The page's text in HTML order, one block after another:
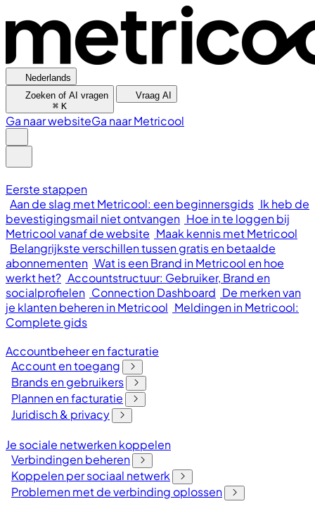
Nederlands
Zoeken of AI vragen
⌘ K
Vraag AI
Ga naar websiteGa naar Metricool
Eerste stappen
Aan de slag met Metricool: een beginnersgids Ik heb de
bevestigingsmail niet ontvangen Hoe in te loggen bij
Metricool vanaf de website Maak kennis met Metricool
Belangrijkste verschillen tussen gratis en betaalde
abonnementen Wat is een Brand in Metricool en hoe
werkt het? Accountstructuur: Gebruiker, Brand en
socialprofielen Connection Dashboard De merken van
je klanten beheren in Metricool Meldingen in Metricool:
Complete gids
Accountbeheer en facturatie
Account en toegang
Brands en gebruikers
Plannen en facturatie
Juridisch & privacy
Je sociale netwerken koppelen
Verbindingen beheren
Koppelen per sociaal netwerk
Problemen met de verbinding oplossen